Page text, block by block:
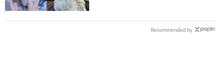
Recommended by